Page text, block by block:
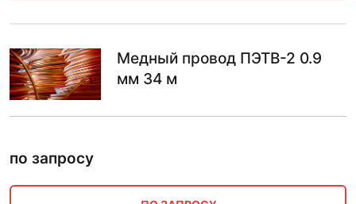
Медный провод ПЭТВ-2 0.9
мм 34 м
по запросу